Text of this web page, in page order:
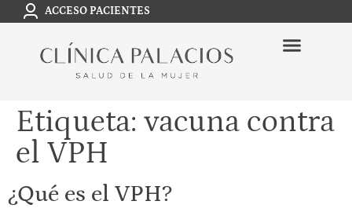
ACCESO PACIENTES
Etiqueta: vacuna contra
el VPH
¿Qué es el VPH?